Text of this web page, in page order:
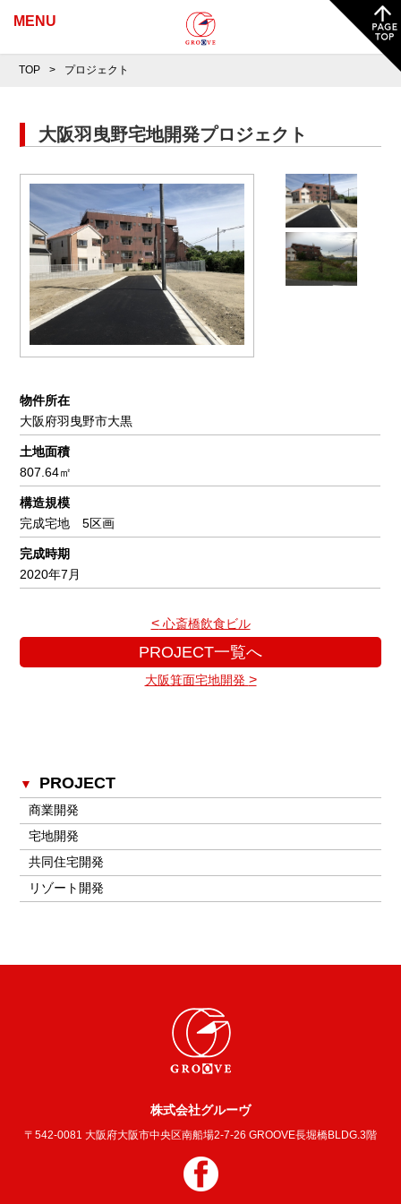
MENU
TOP プロジェクト
大阪羽曳野宅地開発プロジェクト
物件所在
大阪府羽曳野市大黒
土地面積
807.64㎡
構造規模
完成宅地 5区画
完成時期
2020年7月
<心斎橋飲食ビル
PROJECT一覧へ
大阪箕面宅地開発 >
PROJECT
商業開発
宅地開発
共同住宅開発
リゾート開発
株式会社グルーヴ
〒542-0081 大阪府大阪市中央区南船場2-7-26 GROOVE長堀橋BLDG.3階